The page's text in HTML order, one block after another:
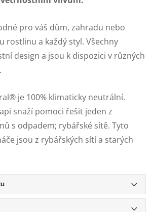
pro váš dům, zahradu nebo
rostlinu a každý styl. Všechny
design a jsou k dispozici v různých
je 100% klimaticky neutrální.
snaží pomoci řešit jeden z
s odpadem; rybářské sítě. Tyto
jsou z rybářských sítí a starých